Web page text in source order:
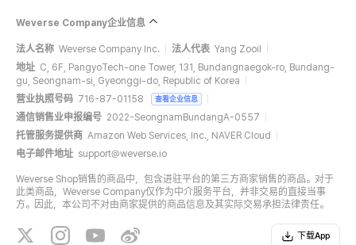
Weverse Company企业信息
法人名称 Weverse Company Inc. 法人代表 Yang Zooil
地址 C, 6F, PangyoTech-one Tower, 131, Bundangnaegok-ro, Bundang-
gu, Seongnam-si, Gyeonggi-do, Republic of Korea
营业执照号码 716-87-01158 查看企业信息
通信销售业申报编号 2022-SeongnamBundangA-0557
托管服务提供商 Amazon Web Services, Inc., NAVER Cloud
电子邮件地址 support@weverse.io
Weverse Shop销售的商品中，包含进驻平台的第三方商家销售的商品。对于
此类商品，Weverse Company仅作为中介服务平台，并非交易的直接当事
方。因此，本公司不对由商家提供的商品信息及其实际交易承担法律责任。
下载App